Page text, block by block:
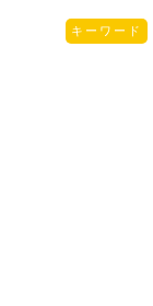
キーワード